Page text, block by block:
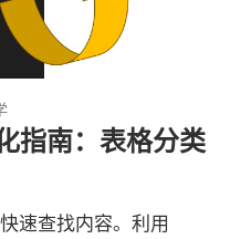
指南：表格分类
速查找内容。利用